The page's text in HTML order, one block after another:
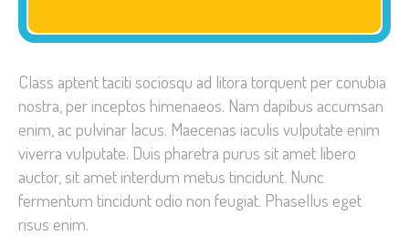
Class aptent taciti sociosqu ad litora torquent per conubia
nostra, per inceptos himenaeos. Nam dapibus accumsan
enim, ac pulvinar lacus. Maecenas iaculis vulputate enim
viverra vulputate. Duis pharetra purus sit amet libero
auctor, sit amet interdum metus tincidunt. Nunc
fermentum tincidunt odio non feugiat. Phasellus eget
risus enim.